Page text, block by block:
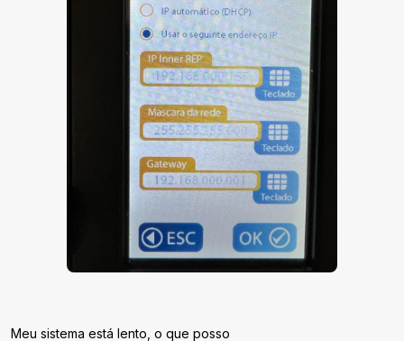
Meu sistema está lento, o que posso